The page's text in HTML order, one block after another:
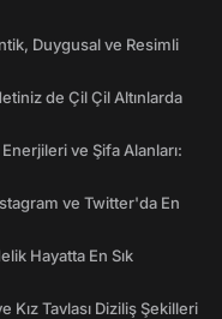
Duygusal ve Resimli
de Çil Çil Altınlarda
ve Şifa Alanları:
ve Twitter'da En
Hayatta En Sık
Kız Tavlası Diziliş Şekilleri